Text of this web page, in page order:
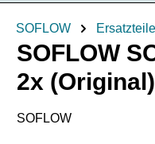
SOFLOW Ersatzteile
SOFLOW
2x (Original)
SOFLOW